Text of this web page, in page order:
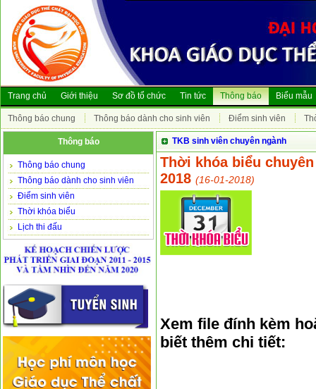
Trang chủ Giới thiệu Sơ đồ tổ chức Tin tức Thông báo
Thông báo chung Thông báo dành cho sinh viên Điểm sinh viên
Biểu mẫu
Thông báo
Thông báo chung
Thông báo dành cho sinh viên
Điểm sinh viên
Thời khóa biểu
Lịch thi đấu
TKB sinh viên chuyên ngành
Thời khóa biểu
2018 (16-01-2018)
Xem file đính kèm
biết thêm chi tiết: